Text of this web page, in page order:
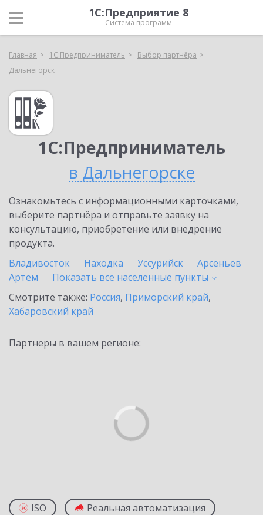
1С:Предприятие 8
Система программ
Главная 1С:Предприниматель
Выбор партнёра
Дальнегорск
1С:Предприниматель
в Дальнегорске
Ознакомьтесь с информационными карточками,
выберите партнёра и отправьте заявку на
консультацию, приобретение или внедрение
продукта.
Владивосток
Находка Уссурийск
Арсеньев
Артем
Показать все населенные пункты
Смотрите также: Россия, Приморский край,
Хабаровский край
Партнеры в вашем регионе:
ISO Реальная автоматизация